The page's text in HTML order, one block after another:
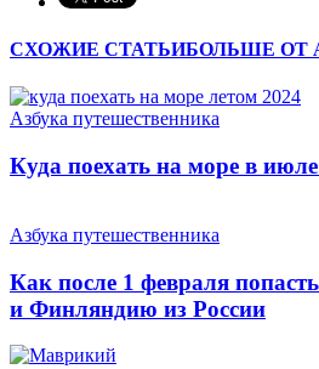
СХОЖИЕ СТАТЬИБОЛЬШЕ ОТ
Азбука путешественника
Куда поехать на море в июле
Азбука путешественника
Как после 1 февраля
и Финляндию из России